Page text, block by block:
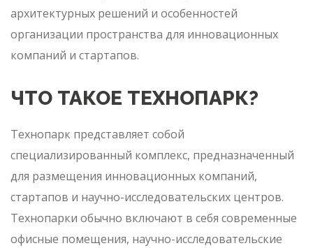
архитектурных решений и особенностей
организации пространства для инновационных
компаний и стартапов.
ЧТО ТАКОЕ ТЕХНОПАРК?
Технопарк представляет собой
специализированный комплекс, предназначенный
для размещения инновационных компаний,
стартапов и научно-исследовательских центров.
Технопарки обычно включают в себя современные
офисные помещения, научно-исследовательские